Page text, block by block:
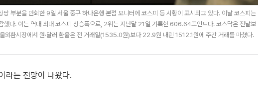
부분을 만회한 9일 서울 중구 하나은행 본점 모니터에 코스피 등 시황이 표시되고 있다. 이날 코스피는
다. 이는 역대 최대 코스피 상승폭으로, 2위는 지난달 21일 기록한 606.64포인트다. 코스닥은 전날보
환시장에서 원·달러 환율은 전 거래일(1535.0원)보다 22.9원 내린 1512.1원에 주간 거래를 마쳤다.
라는 전망이 나왔다.